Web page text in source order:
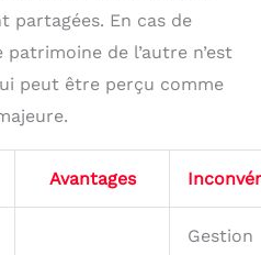
partagées. En cas de
de l’autre n’est
peut être perçu comme
Avantages
Gestion